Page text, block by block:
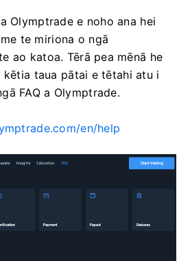
Olymptrade e noho ana hei
te miriona o ngā
ao katoa. Tērā pea mēnā he
taua pātai e tētahi atu i
FAQ a Olymptrade.
en/help